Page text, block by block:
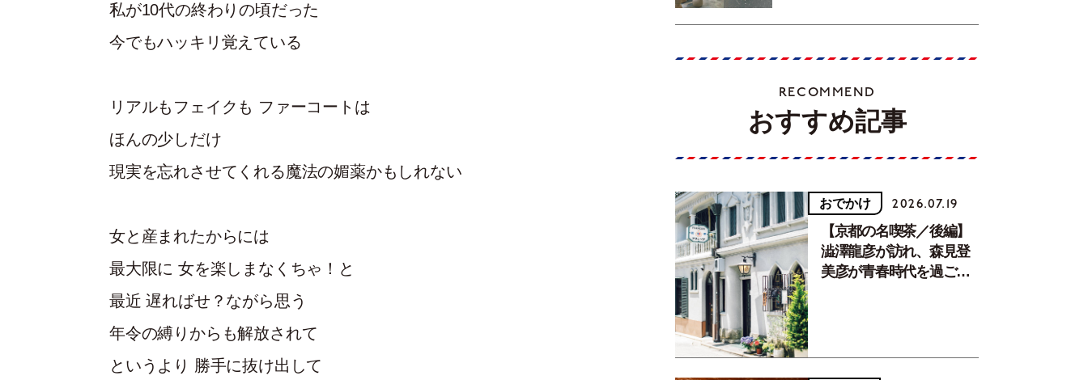
私が10代の終わりの頃だった
今でもハッキリ覚えている
リアルもフェイクも ファーコートは
ほんの少しだけ
現実を忘れさせてくれる魔法の媚薬かもしれない
女と産まれたからには
最大限に 女を楽しまなくちゃ！と
最近 遅ればせ？ながら思う
年令の縛りからも解放されて
というより 勝手に抜け出して
RECOMMEND
おすすめ記事
おでかけ 2026.07.19
【京都の名喫茶／後編】
澁澤龍彦が訪れ、森見登
美彦が青春時代を過ごし